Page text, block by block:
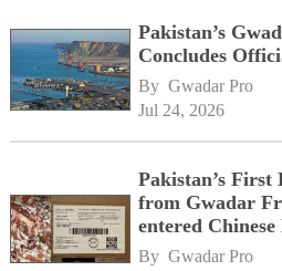
Pakistan’s
Concludes
By Gwadar Pro
Jul 24, 2026
Pakistan’s First
from Gwadar
entered
By Gwadar Pro